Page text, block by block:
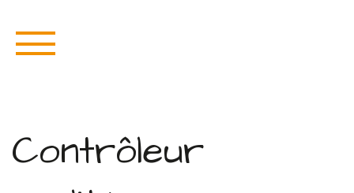
Contrôleur